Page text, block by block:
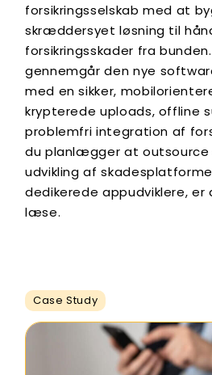
forsikringsselskab med at
skræddersyet løsning til
forsikringsskader fra
gennemgår den nye
med en sikker,
krypterede uploads, offline
problemfri integration af
du planlægger at outsource
udvikling af
dedikerede appudviklere,
læse.
Case Study